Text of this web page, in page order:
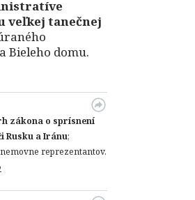
veľkej tanečnej
Bieleho domu.
zákona o sprísnení
Rusku a Iránu;
reprezentantov.